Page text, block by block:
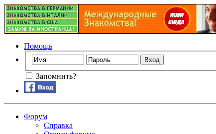
Помощь
Запомнить?
Форум
Справка